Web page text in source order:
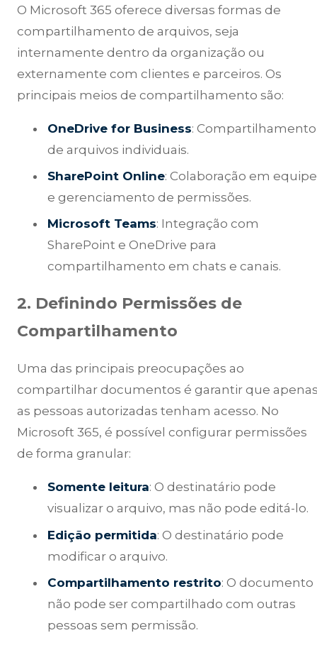
O Microsoft 365 oferece diversas formas de
compartilhamento de arquivos, seja
internamente dentro da organização ou
externamente com clientes e parceiros. Os
principais meios de compartilhamento são:
OneDrive for Business: Compartilhamento
de arquivos individuais.
SharePoint Online: Colaboração em equipe
e gerenciamento de permissões.
Microsoft Teams: Integração com
SharePoint e OneDrive para
compartilhamento em chats e canais.
2. Definindo Permissões de
Compartilhamento
Uma das principais preocupações ao
compartilhar documentos é garantir que
as pessoas autorizadas tenham acesso. No
Microsoft 365, é possível configurar permissões
de forma granular:
Somente leitura: O destinatário pode
visualizar o arquivo, mas não pode editá-lo.
Edição permitida: O destinatário pode
modificar o arquivo.
Compartilhamento restrito: O documento
não pode ser compartilhado com outras
pessoas sem permissão.